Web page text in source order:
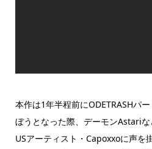
本作は1年半程前にODETRASHパ
ぼうとなった際、デーモンAstari
USアーティスト・Capoxxoに声を